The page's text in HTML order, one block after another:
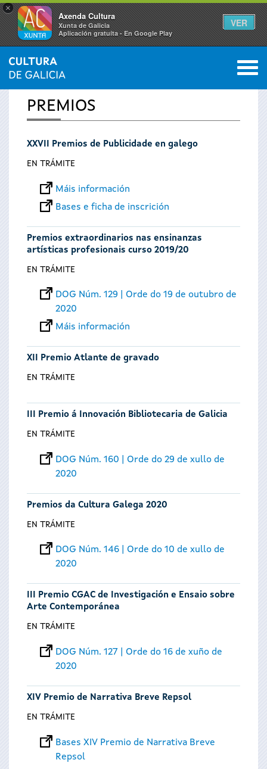
×
Axenda Cultura
Xunta de Galicia
Aplicación gratuíta - En Google Play
VER
Vostede
está
aquí
INICIO 0
PREMIOS
XXVII Premios de Publicidade en galego
EN TRÁMITE
Máis información
Bases e ficha de inscrición
Premios extraordinarios nas ensinanzas
artísticas profesionais curso 2019/20
EN TRÁMITE
DOG Núm. 129 | Orde do 19 de outubro de
2020
Máis información
XII Premio Atlante de gravado
EN TRÁMITE
III Premio á Innovación Bibliotecaria de Galicia
EN TRÁMITE
DOG Núm. 160 | Orde do 29 de xullo de
2020
Premios da Cultura Galega 2020
EN TRÁMITE
DOG Núm. 146 | Orde do 10 de xullo de
2020
III Premio CGAC de Investigación e Ensaio sobre
Arte Contemporánea
EN TRÁMITE
DOG Núm. 127 | Orde do 16 de xuño de
2020
XIV Premio de Narrativa Breve Repsol
EN TRÁMITE
Bases XIV Premio de Narrativa Breve
Repsol